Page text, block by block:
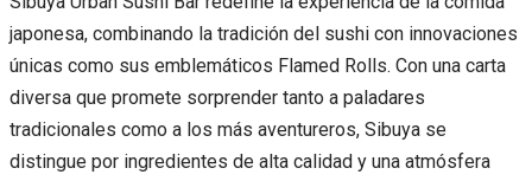
japonesa, combinando la tradición del sushi con innovaciones
únicas como sus emblemáticos Flamed Rolls. Con una carta
diversa que promete sorprender tanto a paladares
tradicionales como a los más aventureros, Sibuya se
distingue por ingredientes de alta calidad y una atmósfera